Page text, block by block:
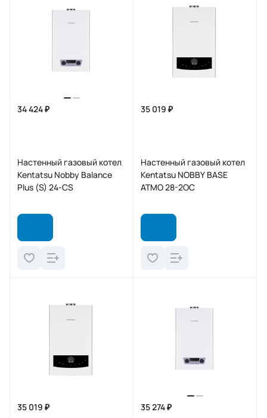
34 424 ₽
Настенный газовый котел
Kentatsu Nobby Balance
Plus (S) 24-CS
35 019 ₽
Настенный газовый котел
Kentatsu NOBBY BASE
ATMO 28-2OC
35 019 ₽ 35 274 ₽